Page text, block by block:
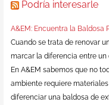
Podría interesarle
A&EM: Encuentra la Baldosa
Cuando se trata de renovar
marcar la diferencia entre un
En A&EM sabemos que no
ambiente requiere
diferenciar una baldosa de